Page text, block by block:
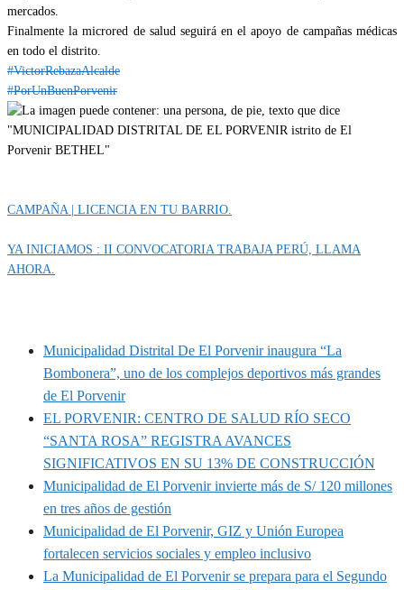
mercados.
Finalmente la microred de salud seguirá en el apoyo de campañas médicas
en todo el distrito.
#VictorRebazaAlcalde
#PorUnBuenPorvenir
CAMPAÑA | LICENCIA EN TU BARRIO.
YA INICIAMOS : II CONVOCATORIA TRABAJA PERÚ, LLAMA
AHORA.
Municipalidad Distrital De El Porvenir inaugura “La
Bombonera”, uno de los complejos deportivos más grandes
de El Porvenir
EL PORVENIR: CENTRO DE SALUD RÍO SECO
“SANTA ROSA” REGISTRA AVANCES
SIGNIFICATIVOS EN SU 13% DE CONSTRUCCIÓN
Municipalidad de El Porvenir invierte más de S/ 120 millones
en tres años de gestión
Municipalidad de El Porvenir, GIZ y Unión Europea
fortalecen servicios sociales y empleo inclusivo
La Municipalidad de El Porvenir se prepara para el Segundo